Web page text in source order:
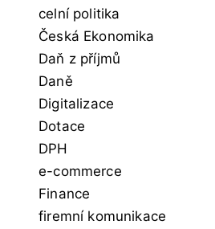
celní politika
Česká Ekonomika
Daň z příjmů
Daně
Digitalizace
Dotace
DPH
e-commerce
Finance
firemní komunikace